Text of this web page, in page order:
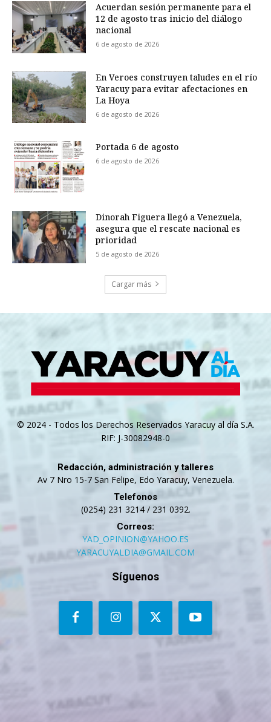
Acuerdan sesión permanente para el
12 de agosto tras inicio del diálogo
nacional
6 de agosto de 2026
En Veroes construyen taludes en el río
Yaracuy para evitar afectaciones en
La Hoya
6 de agosto de 2026
Portada 6 de agosto
6 de agosto de 2026
Dinorah Figuera llegó a Venezuela,
asegura que el rescate nacional es
prioridad
5 de agosto de 2026
Cargar más
© 2024 - Todos los Derechos Reservados Yaracuy al día S.A.
RIF: J-30082948-0
Redacción, administración y talleres
Av 7 Nro 15-7 San Felipe, Edo Yaracuy, Venezuela.
Telefonos
(0254) 231 3214 / 231 0392.
Correos:
YAD_OPINION@YAHOO.ES
YARACUYALDIA@GMAIL.COM
Síguenos